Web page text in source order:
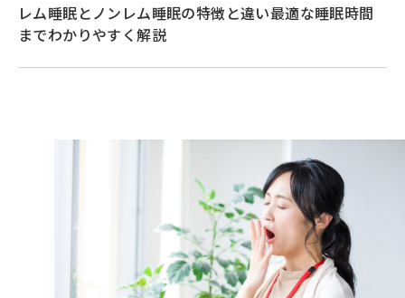
レム睡眠とノンレム睡眠の特徴と違い最適な睡眠時間
までわかりやすく解説